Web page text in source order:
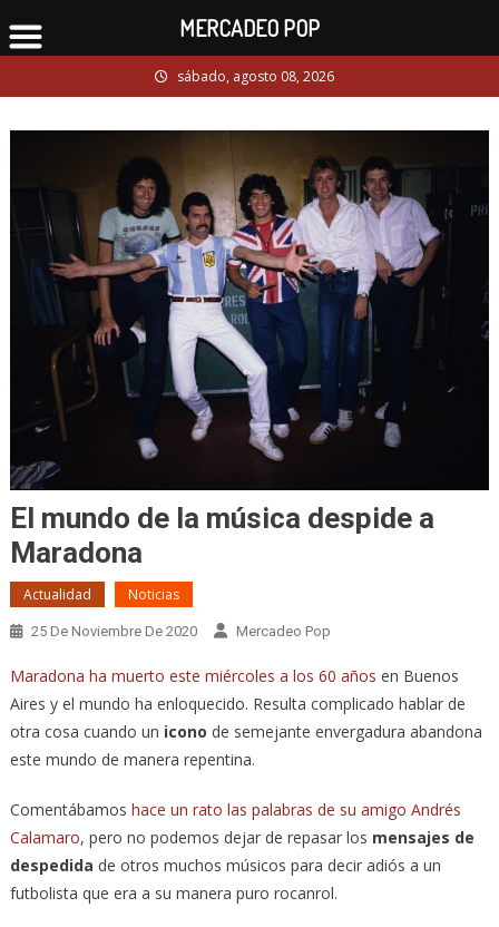
to
sábado, agosto 08, 2026
El mundo de la música despide a
Maradona
Actualidad Noticias
25 De Noviembre De 2020 Mercadeo Pop
Maradona ha muerto este miércoles a los 60 años en Buenos
Aires y el mundo ha enloquecido. Resulta complicado hablar de
otra cosa cuando un icono de semejante envergadura abandona
este mundo de manera repentina.
Comentábamos hace un rato las palabras de su amigo Andrés
Calamaro, pero no podemos dejar de repasar los mensajes de
despedida de otros muchos músicos para decir adiós a un
futbolista que era a su manera puro rocanrol.
MERCADEO POP